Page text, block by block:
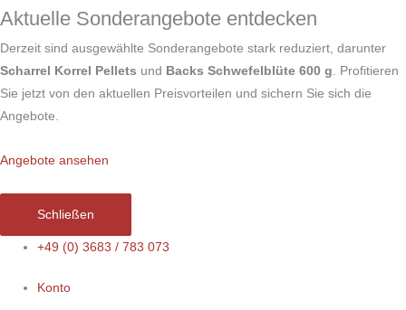
Aktuelle Sonderangebote entdecken
Derzeit sind ausgewählte Sonderangebote stark reduziert, darunter
Scharrel Korrel Pellets und Backs Schwefelblüte 600 g. Profitieren
Sie jetzt von den aktuellen Preisvorteilen und sichern Sie sich die
Angebote.
Angebote ansehen
Schließen
Zum
springen
+49 (0) 3683 / 783 073
Konto